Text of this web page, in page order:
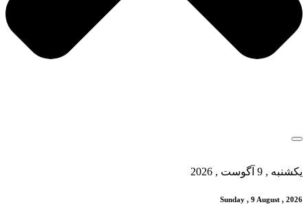
یکشنبه , 9 آگوست , 2026
Sunday , 9 August , 2026